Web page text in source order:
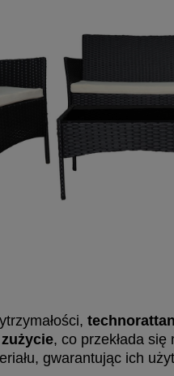
, co przekłada się
gwarantując ich